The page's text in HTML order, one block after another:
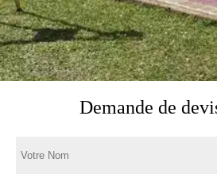
Demande de